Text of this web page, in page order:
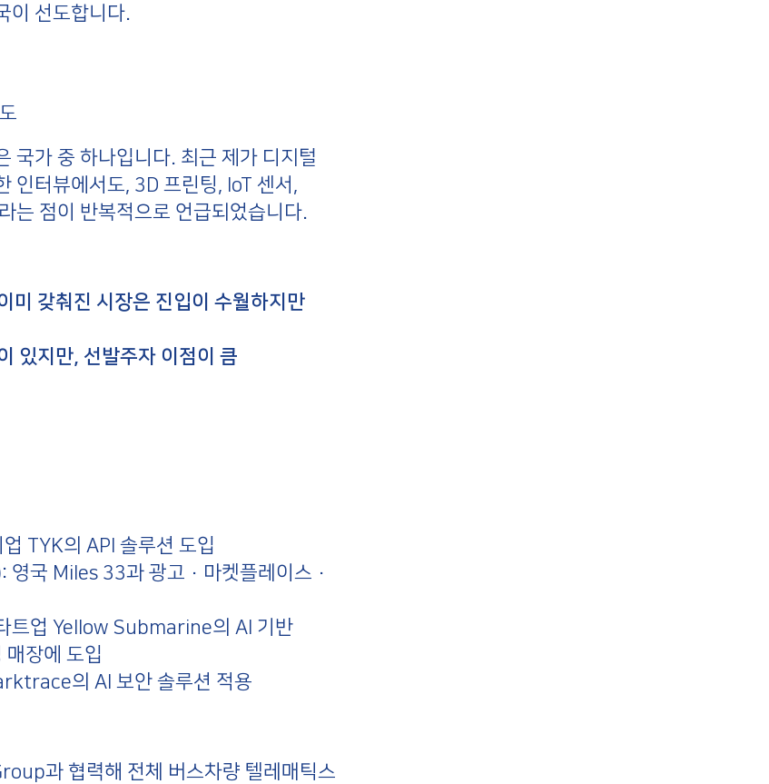
이 선도합니다.
국가 중 하나입니다. 최근 제가 디지털
인터뷰에서도, 3D 프린팅, IoT 센서,
는 점이 반복적으로 언급되었습니다.
갖춰진 시장은 진입이 수월하지만
있지만, 선발주자 이점이 큼
TYK의 API 솔루션 도입
영국 Miles 33과 광고·마켓플레이스·
트업 Yellow Submarine의 AI 기반
장에 도입
의 AI 보안 솔루션 적용
과 협력해 전체 버스차량 텔레매틱스